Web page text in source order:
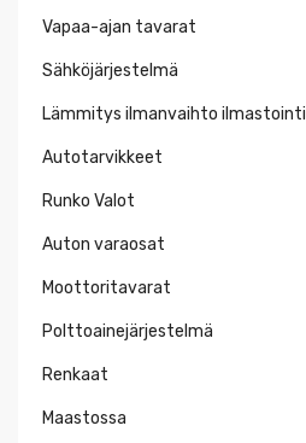
Vapaa-ajan tavarat
Sähköjärjestelmä
Lämmitys ilmanvaihto ilmastointi
Autotarvikkeet
Runko Valot
Auton varaosat
Moottoritavarat
Polttoainejärjestelmä
Renkaat
Maastossa